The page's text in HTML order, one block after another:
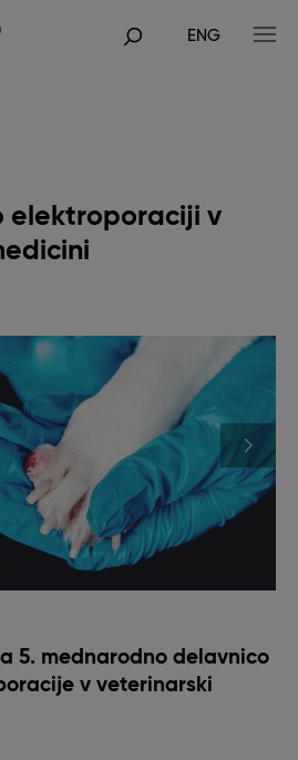
ENG
elektroporaciji v
5. mednarodno delavnico
v veterinarski